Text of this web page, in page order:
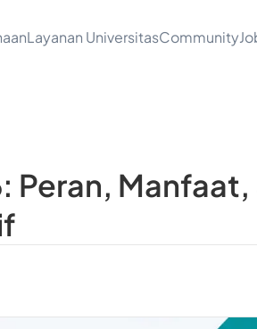
Layanan UniversitasCommunity
Peran, Manfaat,